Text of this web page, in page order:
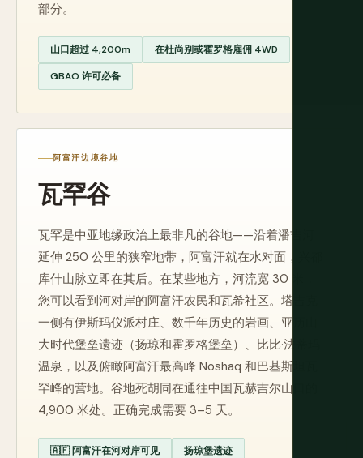
部分。
山口超过 4,200m 在杜尚别或霍罗格雇佣 4WD
GBAO 许可必备
阿富汗边境谷地
瓦罕谷
瓦罕是中亚地缘政治上最非凡的谷地——沿着潘吉河
延伸 250 公里的狭窄地带，阿富汗就在水对面，兴都
库什山脉立即在其后。在某些地方，河流宽 30 米，
您可以看到河对岸的阿富汗农民和瓦希社区。塔吉克
一侧有伊斯玛仪派村庄、数千年历史的岩画、亚历山
大时代堡垒遗迹（扬琼和霍罗格堡垒）、比比·法蒂玛
温泉，以及俯瞰阿富汗最高峰 Noshaq 和巴基斯坦瓦
罕峰的营地。谷地死胡同在通往中国瓦赫吉尔山口的
4,900 米处。正确完成需要 3–5 天。
🇦🇫 阿富汗在河对岸可见 扬琼堡遗迹